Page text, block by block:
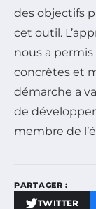
des objectifs
cet outil.
nous a
concrètes et
démarche a
de
membre de
PARTAGER :
TWITTER